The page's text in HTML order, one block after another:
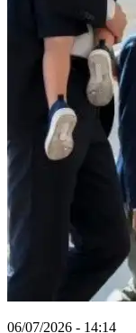
06/07/2026 - 14:14